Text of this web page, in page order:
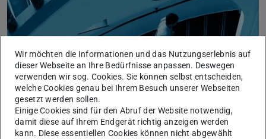
Wir möchten die Informationen und das Nutzungserlebnis auf
dieser Webseite an Ihre Bedürfnisse anpassen. Deswegen
verwenden wir sog. Cookies. Sie können selbst entscheiden,
welche Cookies genau bei Ihrem Besuch unserer Webseiten
gesetzt werden sollen.
Einige Cookies sind für den Abruf der Website notwendig,
damit diese auf Ihrem Endgerät richtig anzeigen werden
kann. Diese essentiellen Cookies können nicht abgewählt